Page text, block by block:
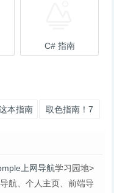
C# 指南
本指南
取色指南！7
色
上网导航学习园地>
航、个人主页、前端导